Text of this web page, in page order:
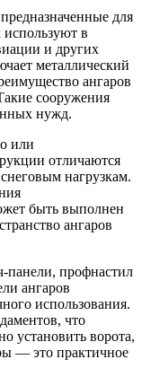
для
в
и других
металлический
ангаров
сооружения
нужд.
или
отличаются
нагрузкам.
быть выполнен
ангаров
панели, профнастил
ангаров
использования.
что
установить ворота,
— это практичное